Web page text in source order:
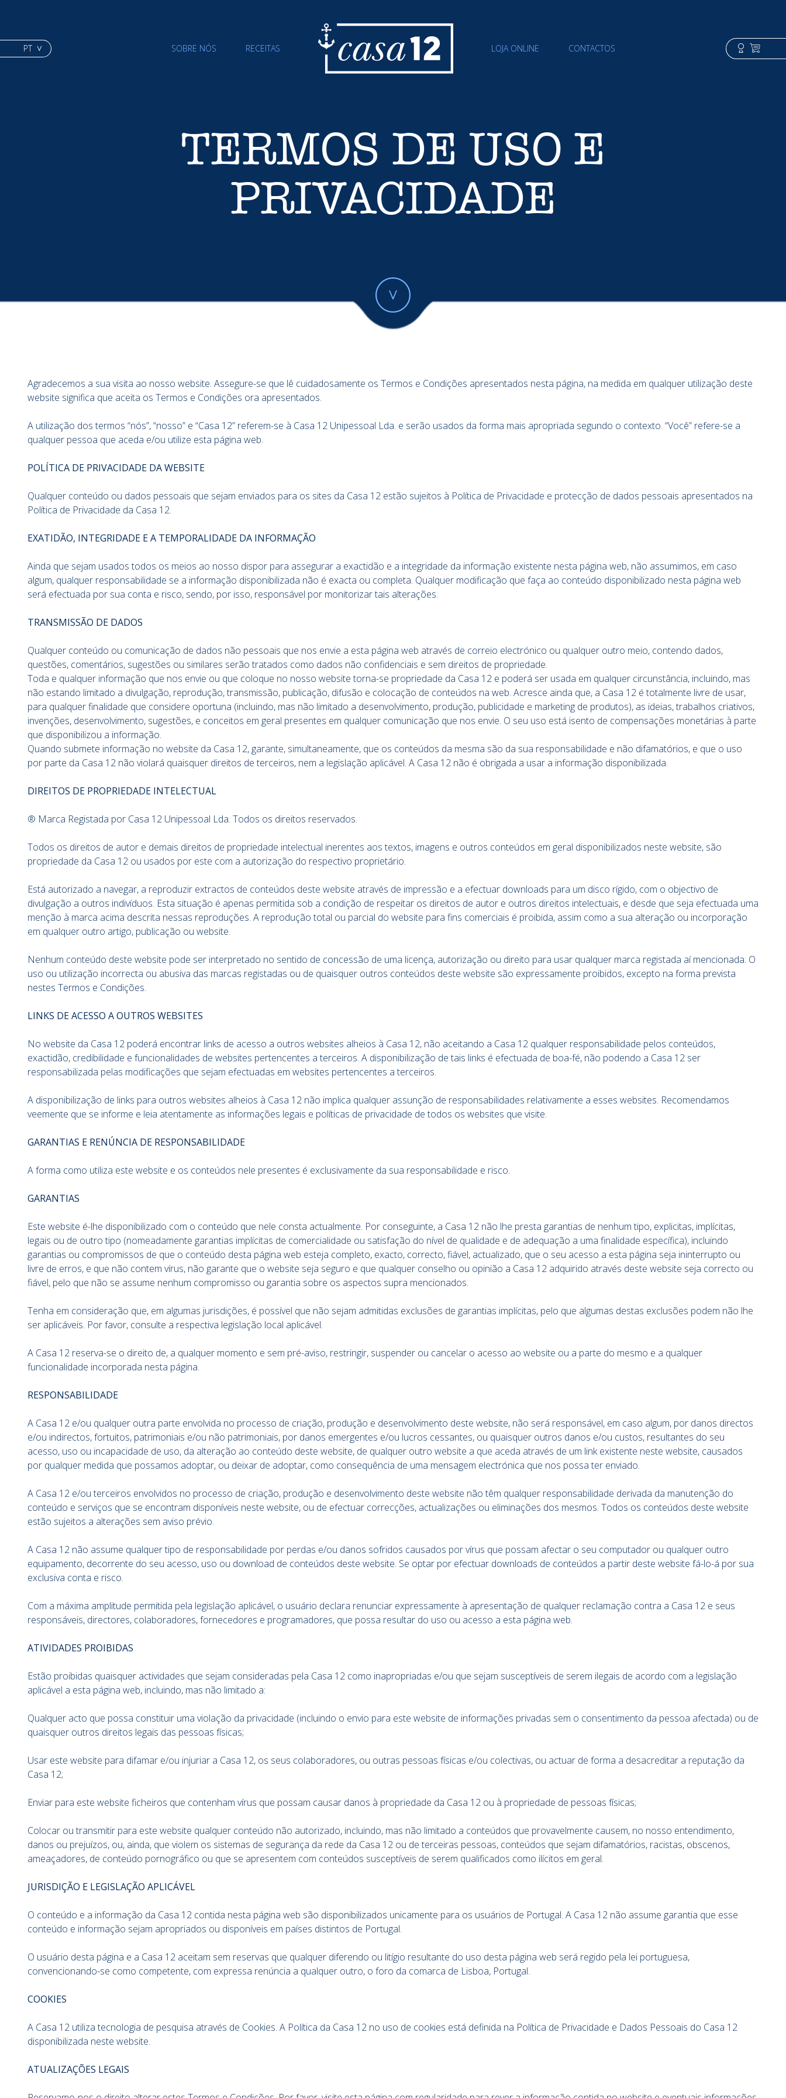
PT SOBRE NÓS RECEITAS LOJA ONLINE CONTACTOS
TERMOS DE USO E
PRIVACIDADE
Agradecemos a sua visita ao nosso website. Assegure-se que lê cuidadosamente os Termos e Condições apresentados nesta página, na medida em qualquer utilização deste
website significa que aceita os Termos e Condições ora apresentados.
A utilização dos termos “nós”, “nosso” e “Casa 12” referem-se à Casa 12 Unipessoal Lda. e serão usados da forma mais apropriada segundo o contexto. “Você” refere-se a
qualquer pessoa que aceda e/ou utilize esta página web.
POLÍTICA DE PRIVACIDADE DA WEBSITE
Qualquer conteúdo ou dados pessoais que sejam enviados para os sites da Casa 12 estão sujeitos à Política de Privacidade e protecção de dados pessoais apresentados na
Política de Privacidade da Casa 12.
EXATIDÃO, INTEGRIDADE E A TEMPORALIDADE DA INFORMAÇÃO
Ainda que sejam usados todos os meios ao nosso dispor para assegurar a exactidão e a integridade da informação existente nesta página web, não assumimos, em caso
algum, qualquer responsabilidade se a informação disponibilizada não é exacta ou completa. Qualquer modificação que faça ao conteúdo disponibilizado nesta página web
será efectuada por sua conta e risco, sendo, por isso, responsável por monitorizar tais alterações.
TRANSMISSÃO DE DADOS
Qualquer conteúdo ou comunicação de dados não pessoais que nos envie a esta página web através de correio electrónico ou qualquer outro meio, contendo dados,
questões, comentários, sugestões ou similares serão tratados como dados não confidenciais e sem direitos de propriedade.
Toda e qualquer informação que nos envie ou que coloque no nosso website torna-se propriedade da Casa 12 e poderá ser usada em qualquer circunstância, incluindo, mas
não estando limitado a divulgação, reprodução, transmissão, publicação, difusão e colocação de conteúdos na web. Acresce ainda que, a Casa 12 é totalmente livre de usar,
para qualquer finalidade que considere oportuna (incluindo, mas não limitado a desenvolvimento, produção, publicidade e marketing de produtos), as ideias, trabalhos criativos,
invenções, desenvolvimento, sugestões, e conceitos em geral presentes em qualquer comunicação que nos envie. O seu uso está isento de compensações monetárias à parte
que disponibilizou a informação.
Quando submete informação no website da Casa 12, garante, simultaneamente, que os conteúdos da mesma são da sua responsabilidade e não difamatórios, e que o uso
por parte da Casa 12 não violará quaisquer direitos de terceiros, nem a legislação aplicável. A Casa 12 não é obrigada a usar a informação disponibilizada.
DIREITOS DE PROPRIEDADE INTELECTUAL
® Marca Registada por Casa 12 Unipessoal Lda. Todos os direitos reservados.
Todos os direitos de autor e demais direitos de propriedade intelectual inerentes aos textos, imagens e outros conteúdos em geral disponibilizados neste website, são
propriedade da Casa 12 ou usados por este com a autorização do respectivo proprietário.
Está autorizado a navegar, a reproduzir extractos de conteúdos deste website através de impressão e a efectuar downloads para um disco rígido, com o objectivo de
divulgação a outros indivíduos. Esta situação é apenas permitida sob a condição de respeitar os direitos de autor e outros direitos intelectuais, e desde que seja efectuada uma
menção à marca acima descrita nessas reproduções. A reprodução total ou parcial do website para fins comerciais é proibida, assim como a sua alteração ou incorporação
em qualquer outro artigo, publicação ou website.
Nenhum conteúdo deste website pode ser interpretado no sentido de concessão de uma licença, autorização ou direito para usar qualquer marca registada aí mencionada. O
uso ou utilização incorrecta ou abusiva das marcas registadas ou de quaisquer outros conteúdos deste website são expressamente proibidos, excepto na forma prevista
nestes Termos e Condições.
LINKS DE ACESSO A OUTROS WEBSITES
No website da Casa 12 poderá encontrar links de acesso a outros websites alheios à Casa 12, não aceitando a Casa 12 qualquer responsabilidade pelos conteúdos,
exactidão, credibilidade e funcionalidades de websites pertencentes a terceiros. A disponibilização de tais links é efectuada de boa-fé, não podendo a Casa 12 ser
responsabilizada pelas modificações que sejam efectuadas em websites pertencentes a terceiros.
A disponibilização de links para outros websites alheios à Casa 12 não implica qualquer assunção de responsabilidades relativamente a esses websites. Recomendamos
veemente que se informe e leia atentamente as informações legais e políticas de privacidade de todos os websites que visite.
GARANTIAS E RENÚNCIA DE RESPONSABILIDADE
A forma como utiliza este website e os conteúdos nele presentes é exclusivamente da sua responsabilidade e risco.
GARANTIAS
Este website é-lhe disponibilizado com o conteúdo que nele consta actualmente. Por conseguinte, a Casa 12 não lhe presta garantias de nenhum tipo, explicitas, implícitas,
legais ou de outro tipo (nomeadamente garantias implícitas de comercialidade ou satisfação do nível de qualidade e de adequação a uma finalidade específica), incluindo
garantias ou compromissos de que o conteúdo desta página web esteja completo, exacto, correcto, fiável, actualizado, que o seu acesso a esta página seja ininterrupto ou
livre de erros, e que não contem vírus, não garante que o website seja seguro e que qualquer conselho ou opinião a Casa 12 adquirido através deste website seja correcto ou
fiável, pelo que não se assume nenhum compromisso ou garantia sobre os aspectos supra mencionados.
Tenha em consideração que, em algumas jurisdições, é possível que não sejam admitidas exclusões de garantias implícitas, pelo que algumas destas exclusões podem não lhe
ser aplicáveis. Por favor, consulte a respectiva legislação local aplicável.
A Casa 12 reserva-se o direito de, a qualquer momento e sem pré-aviso, restringir, suspender ou cancelar o acesso ao website ou a parte do mesmo e a qualquer
funcionalidade incorporada nesta página.
RESPONSABILIDADE
A Casa 12 e/ou qualquer outra parte envolvida no processo de criação, produção e desenvolvimento deste website, não será responsável, em caso algum, por danos directos
e/ou indirectos, fortuitos, patrimoniais e/ou não patrimoniais, por danos emergentes e/ou lucros cessantes, ou quaisquer outros danos e/ou custos, resultantes do seu
acesso, uso ou incapacidade de uso, da alteração ao conteúdo deste website, de qualquer outro website a que aceda através de um link existente neste website, causados
por qualquer medida que possamos adoptar, ou deixar de adoptar, como consequência de uma mensagem electrónica que nos possa ter enviado.
A Casa 12 e/ou terceiros envolvidos no processo de criação, produção e desenvolvimento deste website não têm qualquer responsabilidade derivada da manutenção do
conteúdo e serviços que se encontram disponíveis neste website, ou de efectuar correcções, actualizações ou eliminações dos mesmos. Todos os conteúdos deste website
estão sujeitos a alterações sem aviso prévio.
A Casa 12 não assume qualquer tipo de responsabilidade por perdas e/ou danos sofridos causados por vírus que possam afectar o seu computador ou qualquer outro
equipamento, decorrente do seu acesso, uso ou download de conteúdos deste website. Se optar por efectuar downloads de conteúdos a partir deste website fá-lo-á por sua
exclusiva conta e risco.
Com a máxima amplitude permitida pela legislação aplicável, o usuário declara renunciar expressamente à apresentação de qualquer reclamação contra a Casa 12 e seus
responsáveis, directores, colaboradores, fornecedores e programadores, que possa resultar do uso ou acesso a esta página web.
ATIVIDADES PROIBIDAS
Estão proibidas quaisquer actividades que sejam consideradas pela Casa 12 como inapropriadas e/ou que sejam susceptíveis de serem ilegais de acordo com a legislação
aplicável a esta página web, incluindo, mas não limitado a:
Qualquer acto que possa constituir uma violação da privacidade (incluindo o envio para este website de informações privadas sem o consentimento da pessoa afectada) ou de
quaisquer outros direitos legais das pessoas físicas;
Usar este website para difamar e/ou injuriar a Casa 12, os seus colaboradores, ou outras pessoas físicas e/ou colectivas, ou actuar de forma a desacreditar a reputação da
Casa 12;
Enviar para este website ficheiros que contenham vírus que possam causar danos à propriedade da Casa 12 ou à propriedade de pessoas físicas;
Colocar ou transmitir para este website qualquer conteúdo não autorizado, incluindo, mas não limitado a conteúdos que provavelmente causem, no nosso entendimento,
danos ou prejuízos, ou, ainda, que violem os sistemas de segurança da rede da Casa 12 ou de terceiras pessoas, conteúdos que sejam difamatórios, racistas, obscenos,
ameaçadores, de conteúdo pornográfico ou que se apresentem com conteúdos susceptíveis de serem qualificados como ilícitos em geral.
JURISDIÇÃO E LEGISLAÇÃO APLICÁVEL
O conteúdo e a informação da Casa 12 contida nesta página web são disponibilizados unicamente para os usuários de Portugal. A Casa 12 não assume garantia que esse
conteúdo e informação sejam apropriados ou disponíveis em países distintos de Portugal.
O usuário desta página e a Casa 12 aceitam sem reservas que qualquer diferendo ou litígio resultante do uso desta página web será regido pela lei portuguesa,
convencionando-se como competente, com expressa renúncia a qualquer outro, o foro da comarca de Lisboa, Portugal.
COOKIES
A Casa 12 utiliza tecnologia de pesquisa através de Cookies. A Política da Casa 12 no uso de cookies está definida na Política de Privacidade e Dados Pessoais do Casa 12
disponibilizada neste website.
ATUALIZAÇÕES LEGAIS